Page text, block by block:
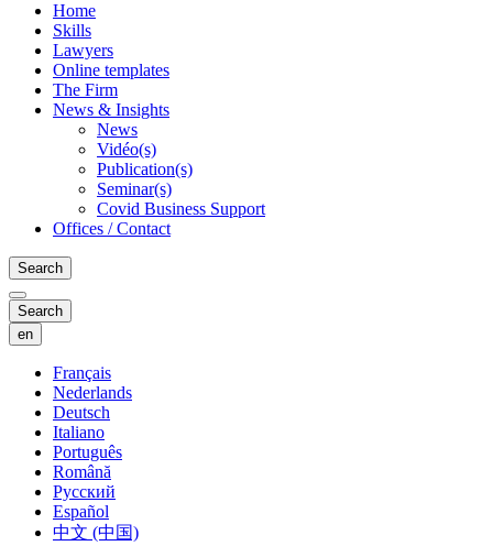
Home
Skills
Lawyers
Online templates
The Firm
News & Insights
News
Vidéo(s)
Publication(s)
Seminar(s)
Covid Business Support
Offices / Contact
Search
Search
en
Français
Nederlands
Deutsch
Italiano
Português
Română
Русский
Español
中文 (中国)